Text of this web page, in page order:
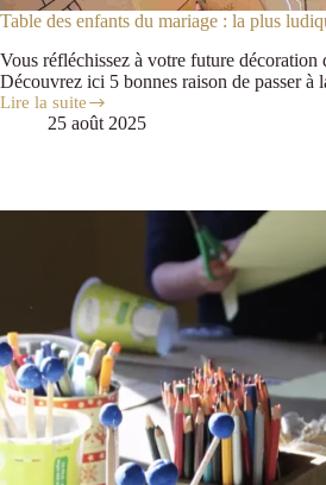
Table des enfants du mariage : la plus
Vous réfléchissez à votre future décoration
Découvrez ici 5 bonnes raison de passer à
Lire la suite
25 août 2025